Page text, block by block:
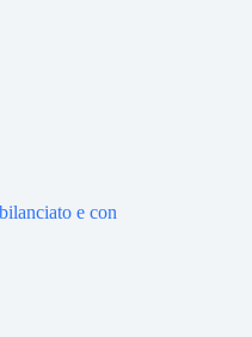
e con